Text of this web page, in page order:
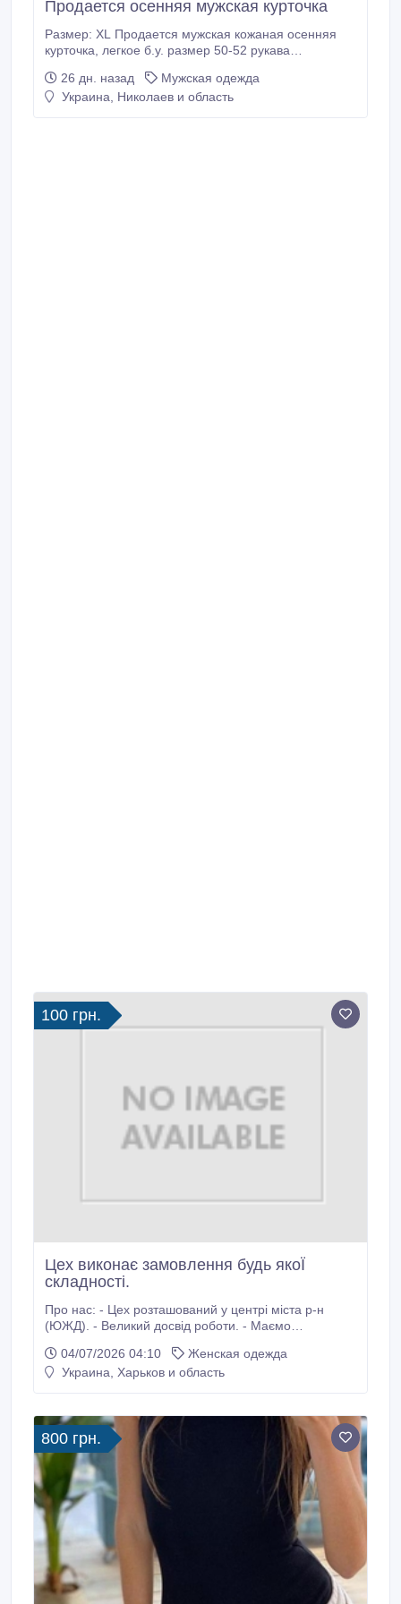
Продается осенняя мужская курточка
Размер: XL Продается мужская кожаная осенняя
курточка, легкое б.у. размер 50-52 рукава
26 дн. назад
Мужская одежда
Украина, Николаев и область
100 грн.
Цех виконає замовлення будь якоЇ
складності.
Про нас: - Цех розташований у центрі міста р-н
(ЮЖД). - Великий досвід роботи. - Маємо
В цеху сучасне обладнання: спецмашини, свій
кравець, дтф друк (накатка), вишивка. - Великий
04/07/2026 04:10
Женская одежда
Украина, Харьков и область
800 грн.